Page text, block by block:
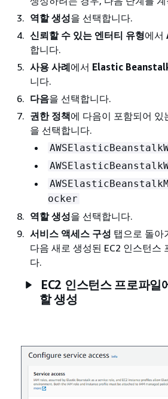
역할 생성을 선택합니다.
신뢰할 수 있는 엔터티 유형에서
합니다.
사용 사례에서 Elastic
니다.
다음을 선택합니다.
권한 정책에 다음이 포함되어 있
을 선택합니다.
ocker
역할 생성을 선택합니다.
서비스 액세스 구성 탭으로 돌아
다음 새로 생성된 EC2 인스턴스
다.
EC2 인스턴스 프로파일
할 생성